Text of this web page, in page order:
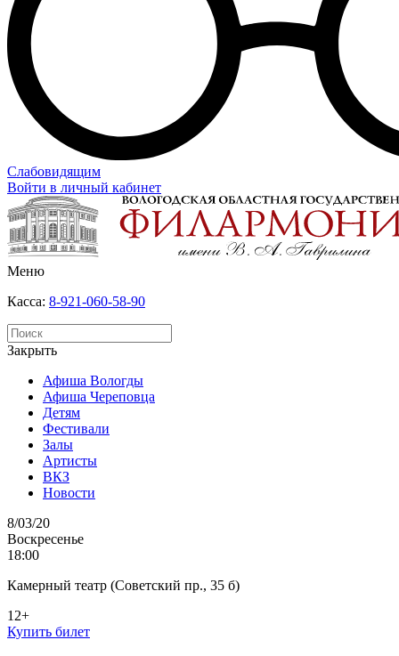
Слабовидящим
Войти в личный кабинет
Меню
Касса: 8-921-060-58-90
Закрыть
Афиша Вологды
Афиша Череповца
Детям
Фестивали
Залы
Артисты
ВКЗ
Новости
8/03/20
Воскресенье
18:00
Камерный театр (Советский пр., 35 б)
12+
Купить билет